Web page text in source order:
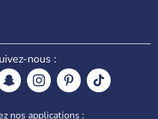
nous :
nos applications :